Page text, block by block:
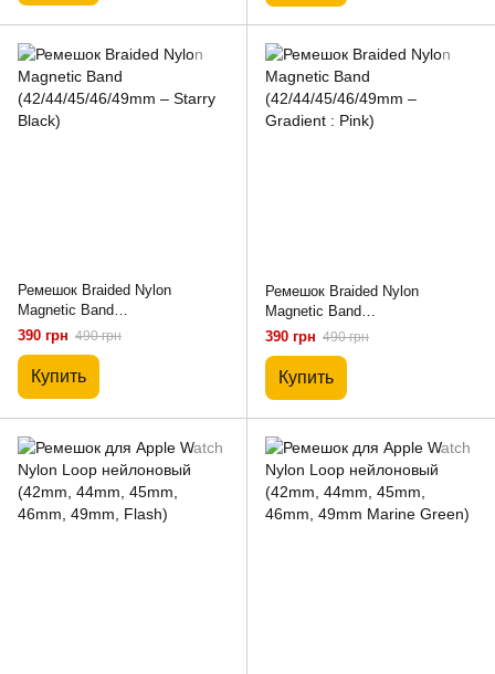
Ремешок Braided Nylon
Magnetic Band
(42/44/45/46/49mm – Starry
390 грн 490 грн
Купить
Ремешок Braided Nylon
Magnetic Band
(42/44/45/46/49mm – Gradient :
390 грн 490 грн
Купить